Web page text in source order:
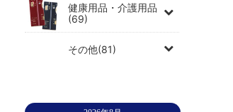
健康用品・介護用品
(69)
その他(81)